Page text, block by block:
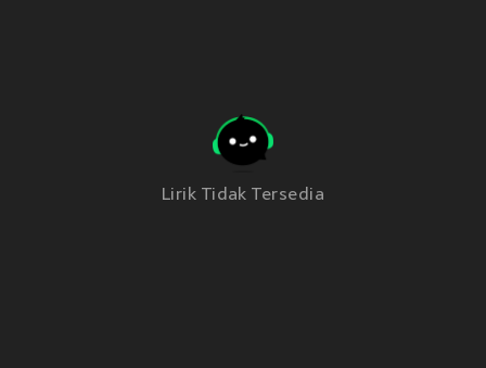
Lirik Tidak Tersedia